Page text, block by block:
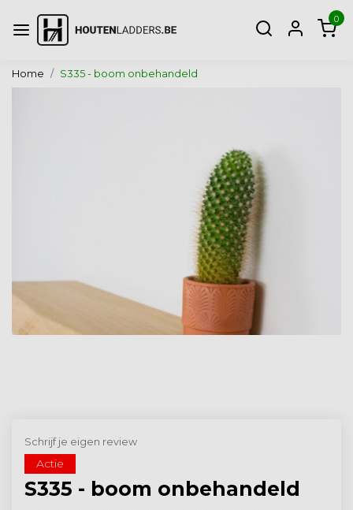
0
Home S335 - boom onbehandeld
Schrijf je eigen review
Actie
S335 - boom onbehandeld